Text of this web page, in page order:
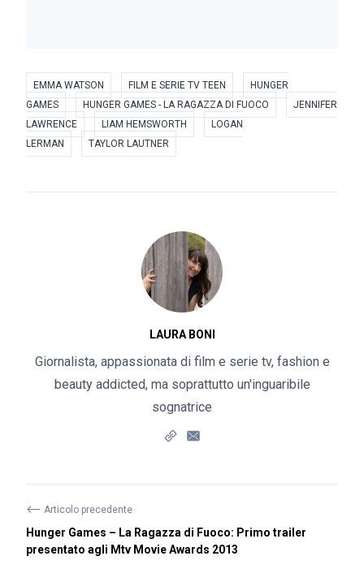
EMMA WATSON FILM E SERIE TV TEEN
HUNGER
GAMES
HUNGER GAMES - LA RAGAZZA DI FUOCO
JENNIFER
LAWRENCE
LIAM HEMSWORTH
LOGAN
LERMAN
TAYLOR LAUTNER
LAURA BONI
Giornalista, appassionata di film e serie tv, fashion e
beauty addicted, ma soprattutto un'inguaribile
sognatrice
⟵ Articolo precedente
Hunger Games – La Ragazza di Fuoco: Primo trailer
presentato agli Mtv Movie Awards 2013